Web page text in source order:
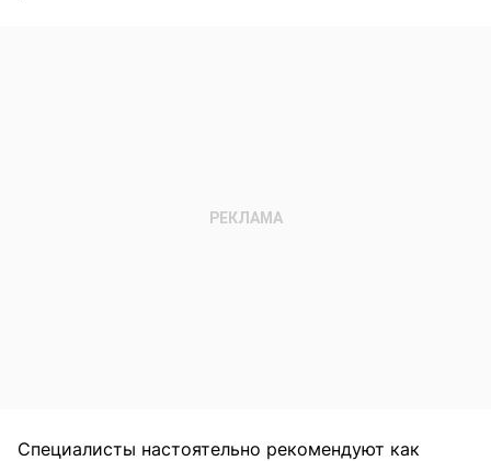
Специалисты настоятельно рекомендуют как